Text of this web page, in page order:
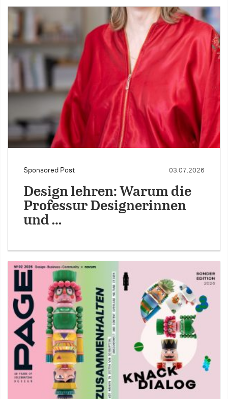
Sponsored Post 03.07.2026
Design lehren: Warum die
Professur Designerinnen
und …